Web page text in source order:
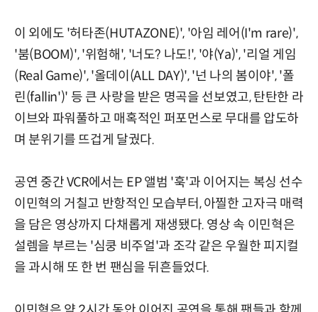
이 외에도 '허타존(HUTAZONE)', '아임 레어(I'm rare)',
'붐(BOOM)', '위험해', '너도? 나도!', '야(Ya)', '리얼 게임
(Real Game)', '올데이(ALL DAY)', '넌 나의 봄이야', '폴
린(fallin')' 등 큰 사랑을 받은 명곡을 선보였고, 탄탄한 라
이브와 파워풀하고 매혹적인 퍼포먼스로 무대를 압도하
며 분위기를 뜨겁게 달궜다.
공연 중간 VCR에서는 EP 앨범 '훅'과 이어지는 복싱 선수
이민혁의 거칠고 반항적인 모습부터, 아찔한 고자극 매력
을 담은 영상까지 다채롭게 재생됐다. 영상 속 이민혁은
설렘을 부르는 '심쿵 비주얼'과 조각 같은 우월한 피지컬
을 과시해 또 한 번 팬심을 뒤흔들었다.